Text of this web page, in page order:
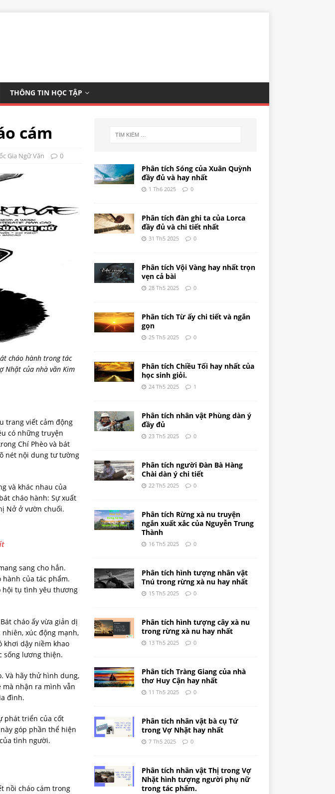
THÔNG TIN HỌC TẬP
cám
Gia Ngữ Văn 0
cháo hành trong tác
Nhặt của nhà văn Kim
trang viết cảm động
có những truyện
Chí Phèo và bát
nét nội dung tư tường
và khác nhau của
cháo hành: Sự xuất
Nở ở vườn chuối.
sang cho hắn.
của tác phẩm.
hội tụ tình yêu thương
cháo ấy vừa giản dị
xúc động mạnh,
khơi dậy niềm khao
sống lương thiện.
Và hãy thử hình dung,
mà nhận ra mình vẫn
đình.
phát triển của cốt
góp phần thể hiện
tình người.
nồi cháo cám trong
Phân tích Sóng của Xuân Quỳnh
đầy đủ và hay nhất
1 Th6 2025 0
Phân tích đàn ghi ta của Lorca
đầy đủ và chi tiết nhất
31 Th5 2025 0
Phân tích Vội Vàng hay nhất trọn
vẹn cả bài
28 Th5 2025 0
Phân tích Từ ấy chi tiết và ngắn
gọn
25 Th5 2025 0
Phân tích Chiều Tối hay nhất của
học sinh giỏi.
24 Th5 2025 1
Phân tích nhân vật Phùng dàn ý
đầy đủ
23 Th5 2025 0
Phân tích người Đàn Bà Hàng
Chài dàn ý chi tiết
22 Th5 2025 0
Phân tích Rừng xà nu truyện
ngắn xuất xắc của Nguyễn Trung
Thành
16 Th5 2025 0
Phân tích hình tượng nhân vật
Tnú trong rừng xà nu hay nhất
15 Th5 2025 0
Phân tích hình tượng cây xà nu
trong rừng xà nu hay nhất
13 Th5 2025 0
Phân tích Tràng Giang của nhà
thơ Huy Cận hay nhất
11 Th5 2025 0
Phân tích nhân vật bà cụ Tứ
trong Vợ Nhặt hay nhất
7 Th5 2025 0
Phân tích nhân vật Thị trong Vợ
Nhặt hình tượng người phụ nữ
trong tác phẩm.